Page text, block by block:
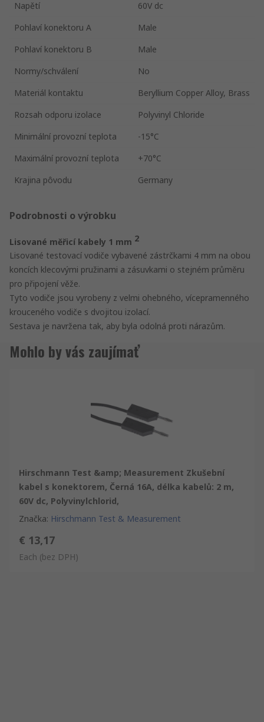
Napětí
60V dc
Pohlaví konektoru A
Male
Pohlaví konektoru B
Male
Normy/schválení
No
Materiál kontaktu
Beryllium Copper Alloy, Brass
Rozsah odporu izolace
Polyvinyl Chloride
Minimální provozní teplota
-15°C
Maximální provozní teplota
+70°C
Krajina pôvodu
Germany
Podrobnosti o výrobku
Lisované měřicí kabely 1 mm 2
Lisované testovací vodiče vybavené zástrčkami 4 mm na obou
koncích klecovými pružinami a zásuvkami o stejném průměru
pro připojení věže.
Tyto vodiče jsou vyrobeny z velmi ohebného, vícepramenného
krouceného vodiče s dvojitou izolací.
Sestava je navržena tak, aby byla odolná proti nárazům.
Mohlo by vás zaujímať
Hirschmann Test &amp; Measurement Zkušební
kabel s konektorem, Černá 16A, délka kabelů: 2 m,
60V dc, Polyvinylchlorid,
Značka: Hirschmann Test & Measurement
€ 13,17
Each (bez DPH)